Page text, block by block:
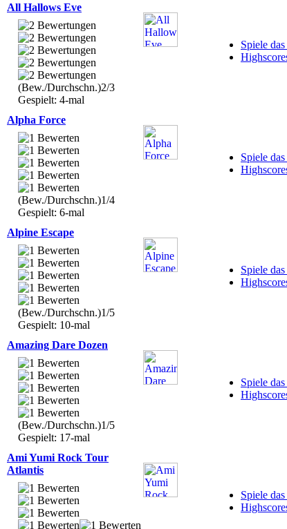
All Hallows Eve
(Bew./Durchschn.)2/3
Gespielt: 4-mal
Spiele
Alpha Force
(Bew./Durchschn.)1/4
Gespielt: 6-mal
Spiele
Alpine Escape
(Bew./Durchschn.)1/5
Gespielt: 10-mal
Spiele
Amazing Dare Dozen
(Bew./Durchschn.)1/5
Gespielt: 17-mal
Spiele
Ami Yumi Rock Tour
Atlantis
Spiele